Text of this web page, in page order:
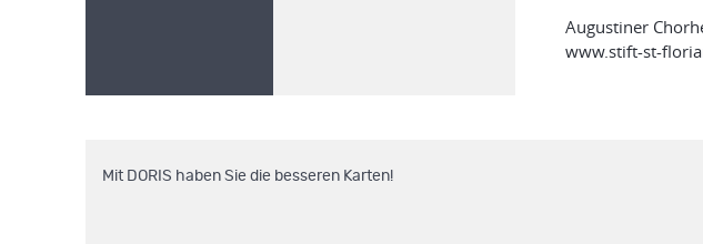
Augustiner
www.stift-st-
Mit DORIS haben Sie die besseren Karten!